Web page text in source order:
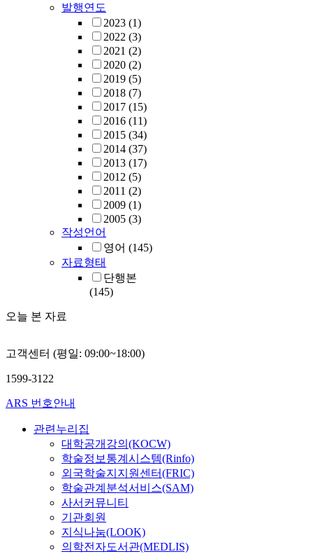
발행연도
2023 (1)
2022 (3)
2021 (2)
2020 (2)
2019 (5)
2018 (7)
2017 (15)
2016 (11)
2015 (34)
2014 (37)
2013 (17)
2012 (5)
2011 (2)
2009 (1)
2005 (3)
작성언어
영어 (145)
자료형태
단행본
(145)
오늘 본 자료
고객센터 (평일: 09:00~18:00)
1599-3122
ARS 번호안내
관련누리집
대학공개강의(KOCW)
학술정보통계시스템(Rinfo)
외국학술지지원센터(FRIC)
학술관계분석서비스(SAM)
사서커뮤니티
기관회원
지식나눔(LOOK)
의학전자도서관(MEDLIS)